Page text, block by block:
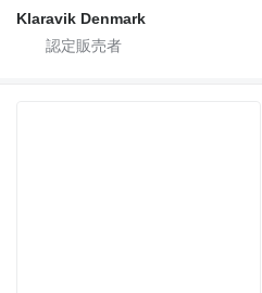
Klaravik Denmark